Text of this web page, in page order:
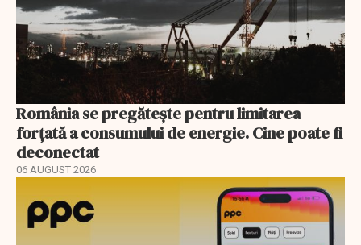
România se pregătește pentru limitarea
forțată a consumului de energie. Cine poate fi
deconectat
06 AUGUST 2026